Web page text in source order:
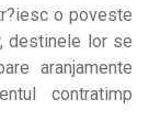
o poveste
destinele lor se
aranjamente
contratimp